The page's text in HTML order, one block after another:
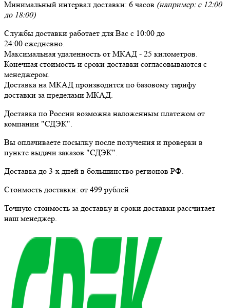
Минимальный интервал доставки: 6 часов (например: с 12:00
до 18:00)
Службы доставки работает для Вас с 10:00 до
24:00 ежедневно
Максимальная удаленность от МКАД - 25 километров
Конечная стоимость и сроки доставки согласовываются с
менеджером.
Доставка на МКАД производится по базовому тарифу
доставки за пределами МКАД.
Доставка по России возможна наложенным платежом от
компании "СДЭК".
Вы оплачиваете посылку после получения и проверки в
пункте выдачи заказов "СДЭК".
Доставка до 3-х дней в большинство регионов РФ.
Стоимость доставки: от 499 рублей
Точную стоимость за доставку и сроки доставки рассчитает
наш менеджер.